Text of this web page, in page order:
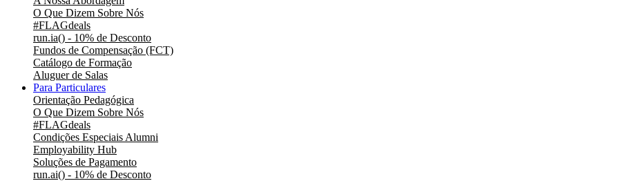
O Que Dizem Sobre Nós
#FLAGdeals
run.ia() - 10% de Desconto
Fundos de Compensação (FCT)
Catálogo de Formação
Aluguer de Salas
Para Particulares
Orientação Pedagógica
O Que Dizem Sobre Nós
#FLAGdeals
Condições Especiais Alumni
Employability Hub
Soluções de Pagamento
run.ai() - 10% de Desconto